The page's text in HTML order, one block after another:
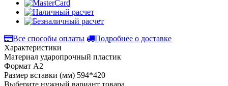
Все способы оплаты
Подробнее о доставке
Характеристики
Материал ударопрочный пластик
Формат А2
Размер вставки (мм) 594*420